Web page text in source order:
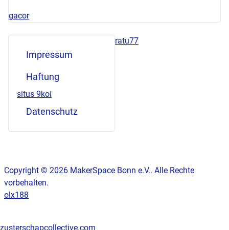
gacor
Impressum
Haftung
situs 9koi
Datenschutz
ratu77
Copyright © 2026 MakerSpace Bonn e.V.. Alle Rechte
vorbehalten.
olx188
zusterschapcollective.com